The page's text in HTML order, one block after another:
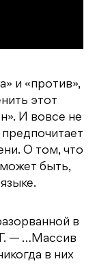
и «против»,
этот
И вовсе не
О том, что
быть,
в
— …Массив
в них